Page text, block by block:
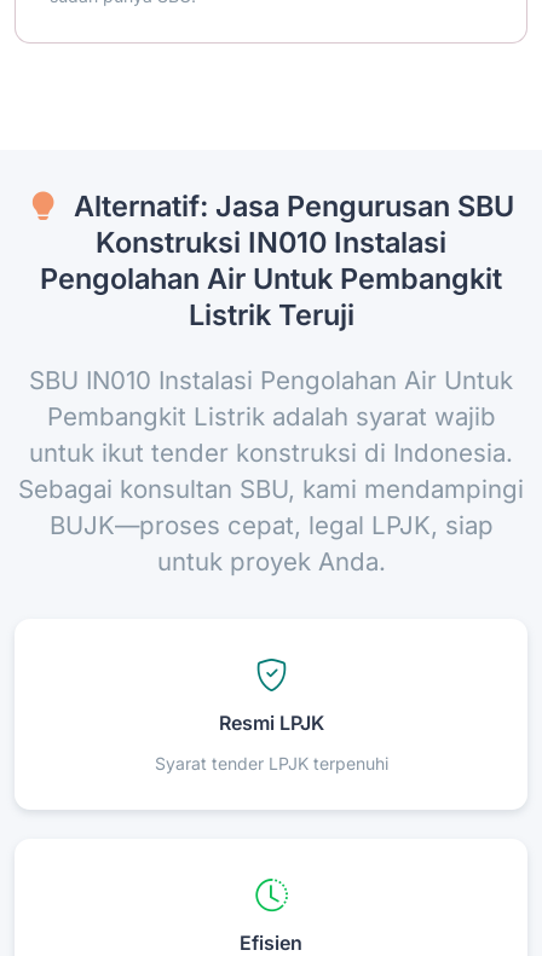
Alternatif: Jasa Pengurusan SBU
Konstruksi IN010 Instalasi
Pengolahan Air Untuk Pembangkit
Listrik Teruji
SBU IN010 Instalasi Pengolahan Air Untuk
Pembangkit Listrik adalah syarat wajib
untuk ikut tender konstruksi di Indonesia.
Sebagai konsultan SBU, kami mendampingi
BUJK—proses cepat, legal LPJK, siap
untuk proyek Anda.
Resmi LPJK
Syarat tender LPJK terpenuhi
Efisien